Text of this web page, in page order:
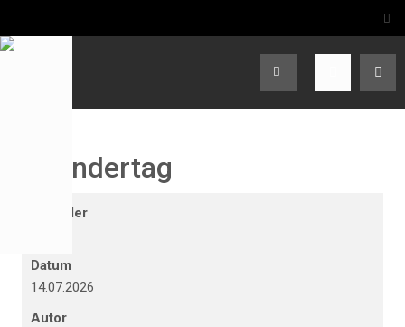
Wandertag
Kalender
Datum
14.07.2026
Autor